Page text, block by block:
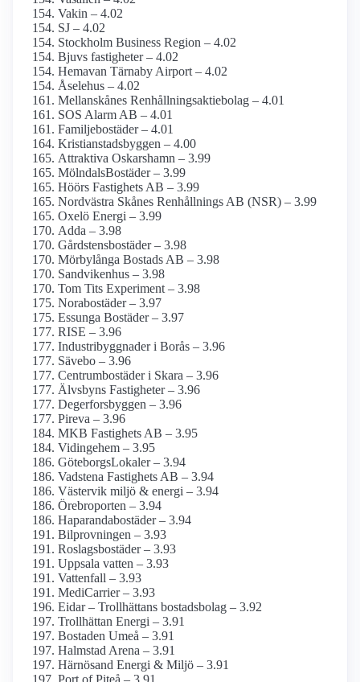
Vakin – 4.02
SJ – 4.02
Stockholm Business Region – 4.02
Bjuvs fastigheter – 4.02
Hemavan Tärnaby Airport – 4.02
Åselehus – 4.02
Mellan­skånes Renhållnings­aktiebolag – 4.01
SOS Alarm AB – 4.01
Familjebostäder – 4.01
Kristianstadsbyggen – 4.00
Attraktiva Oskarshamn – 3.99
MölndalsBostäder – 3.99
Höörs Fastighets AB – 3.99
Nordvästra Skånes Renhållnings AB (NSR) – 3.99
Oxelö Energi – 3.99
Adda – 3.98
Gårdstensbostäder – 3.98
Mörbylånga Bostads AB – 3.98
Sandvikenhus – 3.98
Tom Tits Experiment – 3.98
Norabostäder – 3.97
Essunga Bostäder – 3.97
RISE – 3.96
Industribyggnader i Borås – 3.96
Sävebo – 3.96
Centrumbostäder i Skara – 3.96
Älvsbyns Fastigheter – 3.96
Degerforsbyggen – 3.96
Pireva – 3.96
MKB Fastighets AB – 3.95
Vidingehem – 3.95
GöteborgsLokaler – 3.94
Vadstena Fastighets AB – 3.94
Västervik miljö & energi – 3.94
Örebroporten – 3.94
Haparandabostäder – 3.94
Bilprovningen – 3.93
Roslagsbostäder – 3.93
Uppsala vatten – 3.93
Vattenfall – 3.93
MediCarrier – 3.93
Eidar – Trollhättans bostadsbolag – 3.92
Trollhättan Energi – 3.91
Bostaden Umeå – 3.91
Halmstad Arena – 3.91
Härnösand Energi & Miljö – 3.91
Port of Piteå – 3.91